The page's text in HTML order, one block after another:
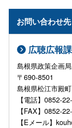
お問い合わせ先
広聴広報課
島根県政策企画
〒690-8501
島根県松江市
【電話】0852-
【FAX】0852-
【Eメール】